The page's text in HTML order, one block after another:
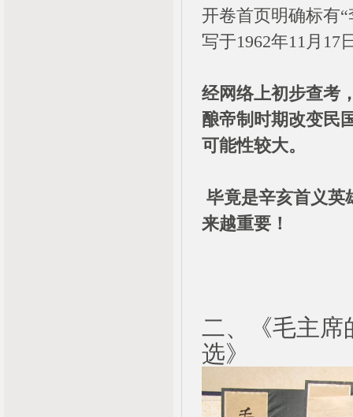
开卷首页明确标有
写于1962年11月17
经网络上初步查考
酿帝制时期改变民
可能性较大。
毕竟是辛亥首义英
来越重要！
二、《毛主席
选》